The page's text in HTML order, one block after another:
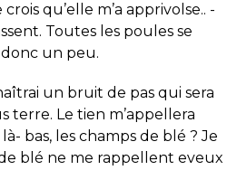
qu’elle m’a apprivolse.. -
Toutes les poules se
un peu.
un bruit de pas qui sera
terre. Le tien m’appellera
bas, les champs de blé ? Je
blé ne me rappellent eveux